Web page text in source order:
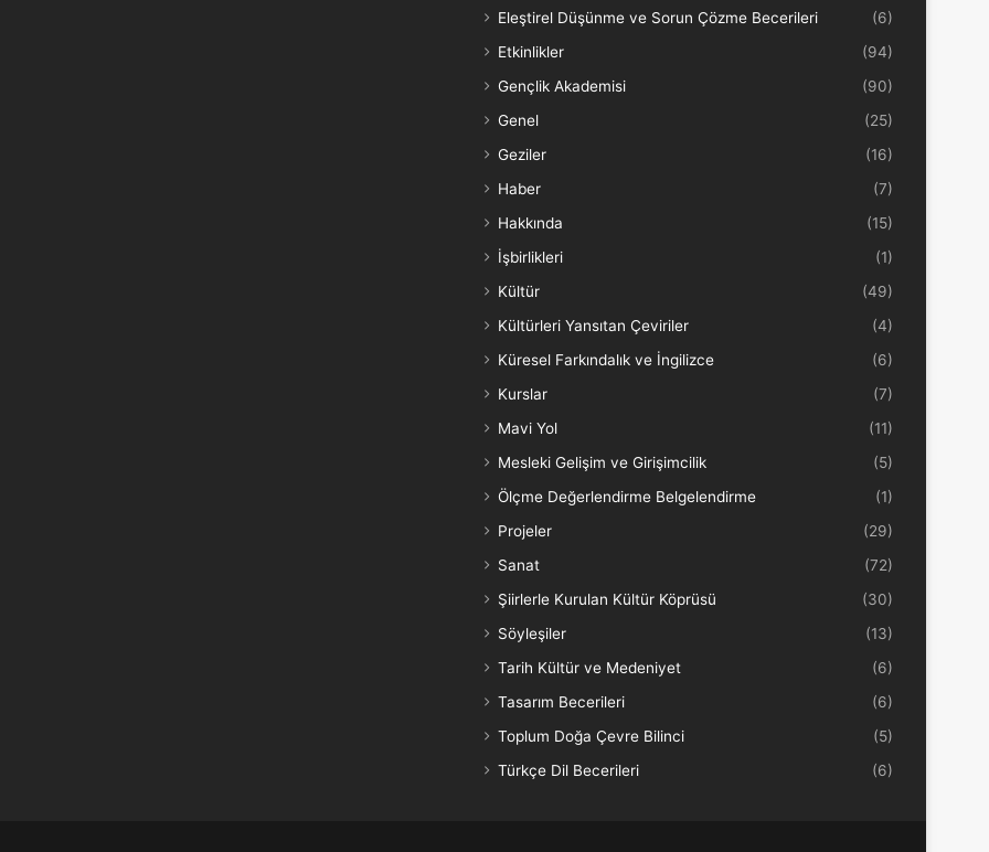
Eleştirel Düşünme ve Sorun Çözme Becerileri
(6)
Etkinlikler
(94)
Gençlik Akademisi
(90)
Genel
(25)
Geziler
(16)
Haber
(7)
Hakkında
(15)
İşbirlikleri
(1)
Kültür
(49)
Kültürleri Yansıtan Çeviriler
(4)
Küresel Farkındalık ve İngilizce
(6)
Kurslar
(7)
Mavi Yol
(11)
Mesleki Gelişim ve Girişimcilik
(5)
Ölçme Değerlendirme Belgelendirme
(1)
Projeler
(29)
Sanat
(72)
Şiirlerle Kurulan Kültür Köprüsü
(30)
Söyleşiler
(13)
Tarih Kültür ve Medeniyet
(6)
Tasarım Becerileri
(6)
Toplum Doğa Çevre Bilinci
(5)
Türkçe Dil Becerileri
(6)